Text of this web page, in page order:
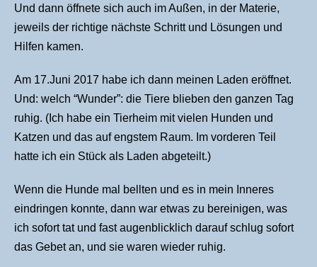
Und dann öffnete sich auch im Außen, in der Materie,
jeweils der richtige nächste Schritt und Lösungen und
Hilfen kamen.
Am 17.Juni 2017 habe ich dann meinen Laden eröffnet.
Und: welch “Wunder”: die Tiere blieben den ganzen Tag
ruhig. (Ich habe ein Tierheim mit vielen Hunden und
Katzen und das auf engstem Raum. Im vorderen Teil
hatte ich ein Stück als Laden abgeteilt.)
Wenn die Hunde mal bellten und es in mein Inneres
eindringen konnte, dann war etwas zu bereinigen, was
ich sofort tat und fast augenblicklich darauf schlug sofort
das Gebet an, und sie waren wieder ruhig.